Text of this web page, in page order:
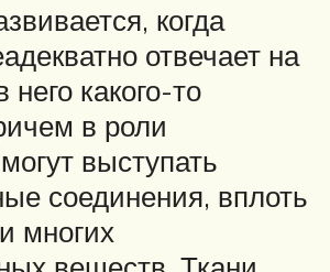
когда
отвечает на
какого-то
в роли
выступать
соединения, вплоть
многих